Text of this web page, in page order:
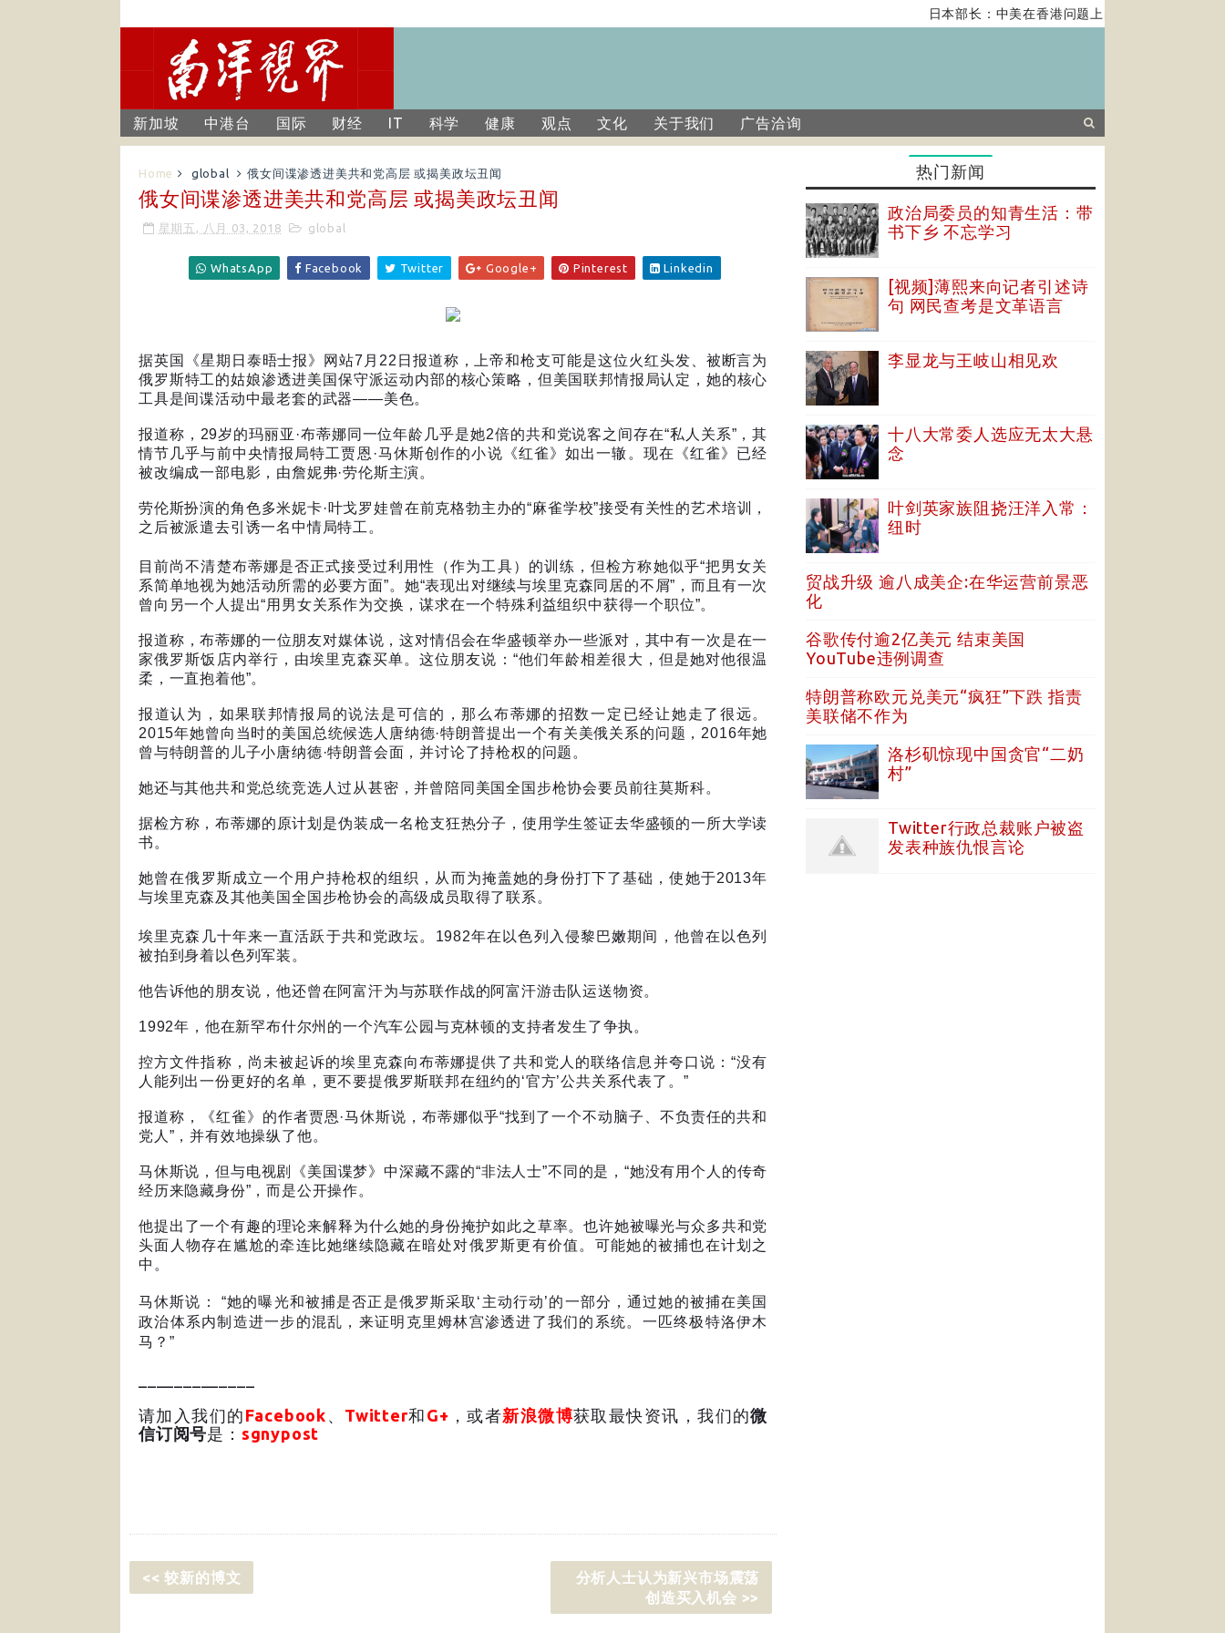
日本部长：中美在香港问题上的紧张关系对全球经济
新加坡 中港台 国际 财经 IT 科学 健康 观点 文化 关于我们 广告洽询
Home global 俄女间谍渗透进美共和党高层 或揭美政坛丑闻
俄女间谍渗透进美共和党高层 或揭美政坛丑闻
星期五, 八月 03, 2018 global
WhatsApp Facebook Twitter Google+ Pinterest Linkedin
据英国《星期日泰晤士报》网站7 月 22 日报道称，上帝和枪支可能是这位火红头发、被断言为
俄罗斯特工的姑娘渗透进美国保守派运动内部的核心策略，但美国联邦情报局认定，她的核心
工具是间谍活动中最老套的武器——美色。
报道称， 29岁的玛丽亚 ·布蒂娜同一位年龄几乎是她2倍的共和党说客之间存在“私人关系” ，其
情节几乎与前中央情报局特工贾恩 ·马休斯创作的小说《红雀》如出一辙。现在《红雀》已经
被改编成一部电影，由詹妮弗·劳伦斯主演。
劳伦斯扮演的角色多米妮卡·叶戈罗娃曾在前克格勃主办的“麻雀学校”接受有关性的艺术培训，
之后被派遣去引诱一名中情局特工。
目前尚不清楚布蒂娜是否正式接受过利用性（作为工具）的训练，但检方称她似乎“把男女关
系简单地视为她活动所需的必要方面”。她“表现出对继续与埃里克森同居的不屑” ，而且有一次
曾向另一个人提出“用男女关系作为交换，谋求在一个特殊利益组织中获得一个职位”。
报道称，布蒂娜的一位朋友对媒体说，这对情侣会在华盛顿举办一些派对，其中有一次是在一
家俄罗斯饭店内举行，由埃里克森买单。这位朋友说： “他们年龄相差很大，但是她对他很温
柔，一直抱着他”。
报道认为，如果联邦情报局的说法是可信的，那么布蒂娜的招数一定已经让她走了很远。
2015年她曾向当时的美国总统候选人唐纳德·特朗普提出一个有关美俄关系的问题， 2016年她
曾与特朗普的儿子小唐纳德·特朗普会面，并讨论了持枪权的问题。
她还与其他共和党总统竞选人过从甚密，并曾陪同美国全国步枪协会要员前往莫斯科。
据检方称，布蒂娜的原计划是伪装成一名枪支狂热分子，使用学生签证去华盛顿的一所大学读
书。
她曾在俄罗斯成立一个用户持枪权的组织，从而为掩盖她的身份打下了基础，使她于2013年
与埃里克森及其他美国全国步枪协会的高级成员取得了联系。
埃里克森几十年来一直活跃于共和党政坛。 1982年在以色列入侵黎巴嫩期间，他曾在以色列
被拍到身着以色列军装。
他告诉他的朋友说，他还曾在阿富汗为与苏联作战的阿富汗游击队运送物资。
1992年，他在新罕布什尔州的一个汽车公园与克林顿的支持者发生了争执。
控方文件指称，尚未被起诉的埃里克森向布蒂娜提供了共和党人的联络信息并夸口说：“没有
人能列出一份更好的名单，更不要提俄罗斯联邦在纽约的‘官方’公共关系代表了。 ”
报道称，《红雀》的作者贾恩 ·马休斯说，布蒂娜似乎“找到了一个不动脑子、不负责任的共和
党人 ” ，并有效地操纵了他。
马休斯说，但与电视剧《美国谍梦》中深藏不露的“非法人士”不同的是，“她没有用个人的传奇
经历来隐藏身份” ，而是公开操作。
他提出了一个有趣的理论来解释为什么她的身份掩护如此之草率。也许她被曝光与众多共和党
头面人物存在尴尬的牵连比她继续隐藏在暗处对俄罗斯更有价值。可能她的被捕也在计划之
中。
马休斯说： “她的曝光和被捕是否正是俄罗斯采取 ‘ 主动行动’的一部分，通过她的被捕在美国
政治体系内制造进一步的混乱，来证明克里姆林宫渗透进了我们的系统。一匹终极特洛伊木
马？ ”
请加入我们的 Facebook 、 Twitter和 G+ ，或者新浪微博获取最快资讯，我们的微
信订阅号是： sgnypost
<< 较新的博文
分析人士认为新兴市场震荡
创造买入机会 >>
热门新闻
政治局委员的知青生活：带
书下乡 不忘学习
[视频]薄熙来向记者引述诗
句 网民查考是文革语言
李显龙与王岐山相见欢
十八大常委人选应无太大悬
念
叶剑英家族阻挠汪洋入常：
纽时
贸战升级 逾八成美企:在华运营前景恶
化
谷歌传付逾2亿美元 结束美国
YouTube违例调查
特朗普称欧元兑美元“疯狂”下跌 指责
美联储不作为
洛杉矶惊现中国贪官“二奶
村”
Twitter行政总裁账户被盗
发表种族仇恨言论